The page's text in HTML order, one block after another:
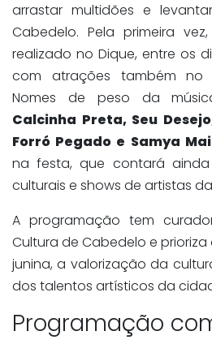
arrastar multidões e
Cabedelo. Pela primeira
realizado no Dique, entre os
com atrações também no
Nomes de peso da
Calcinha Preta, Seu
Forró Pegado e Samya
na festa, que contará
culturais e shows de artistas
A programação tem
Cultura de Cabedelo e
junina, a valorização da
dos talentos artísticos da
Programação